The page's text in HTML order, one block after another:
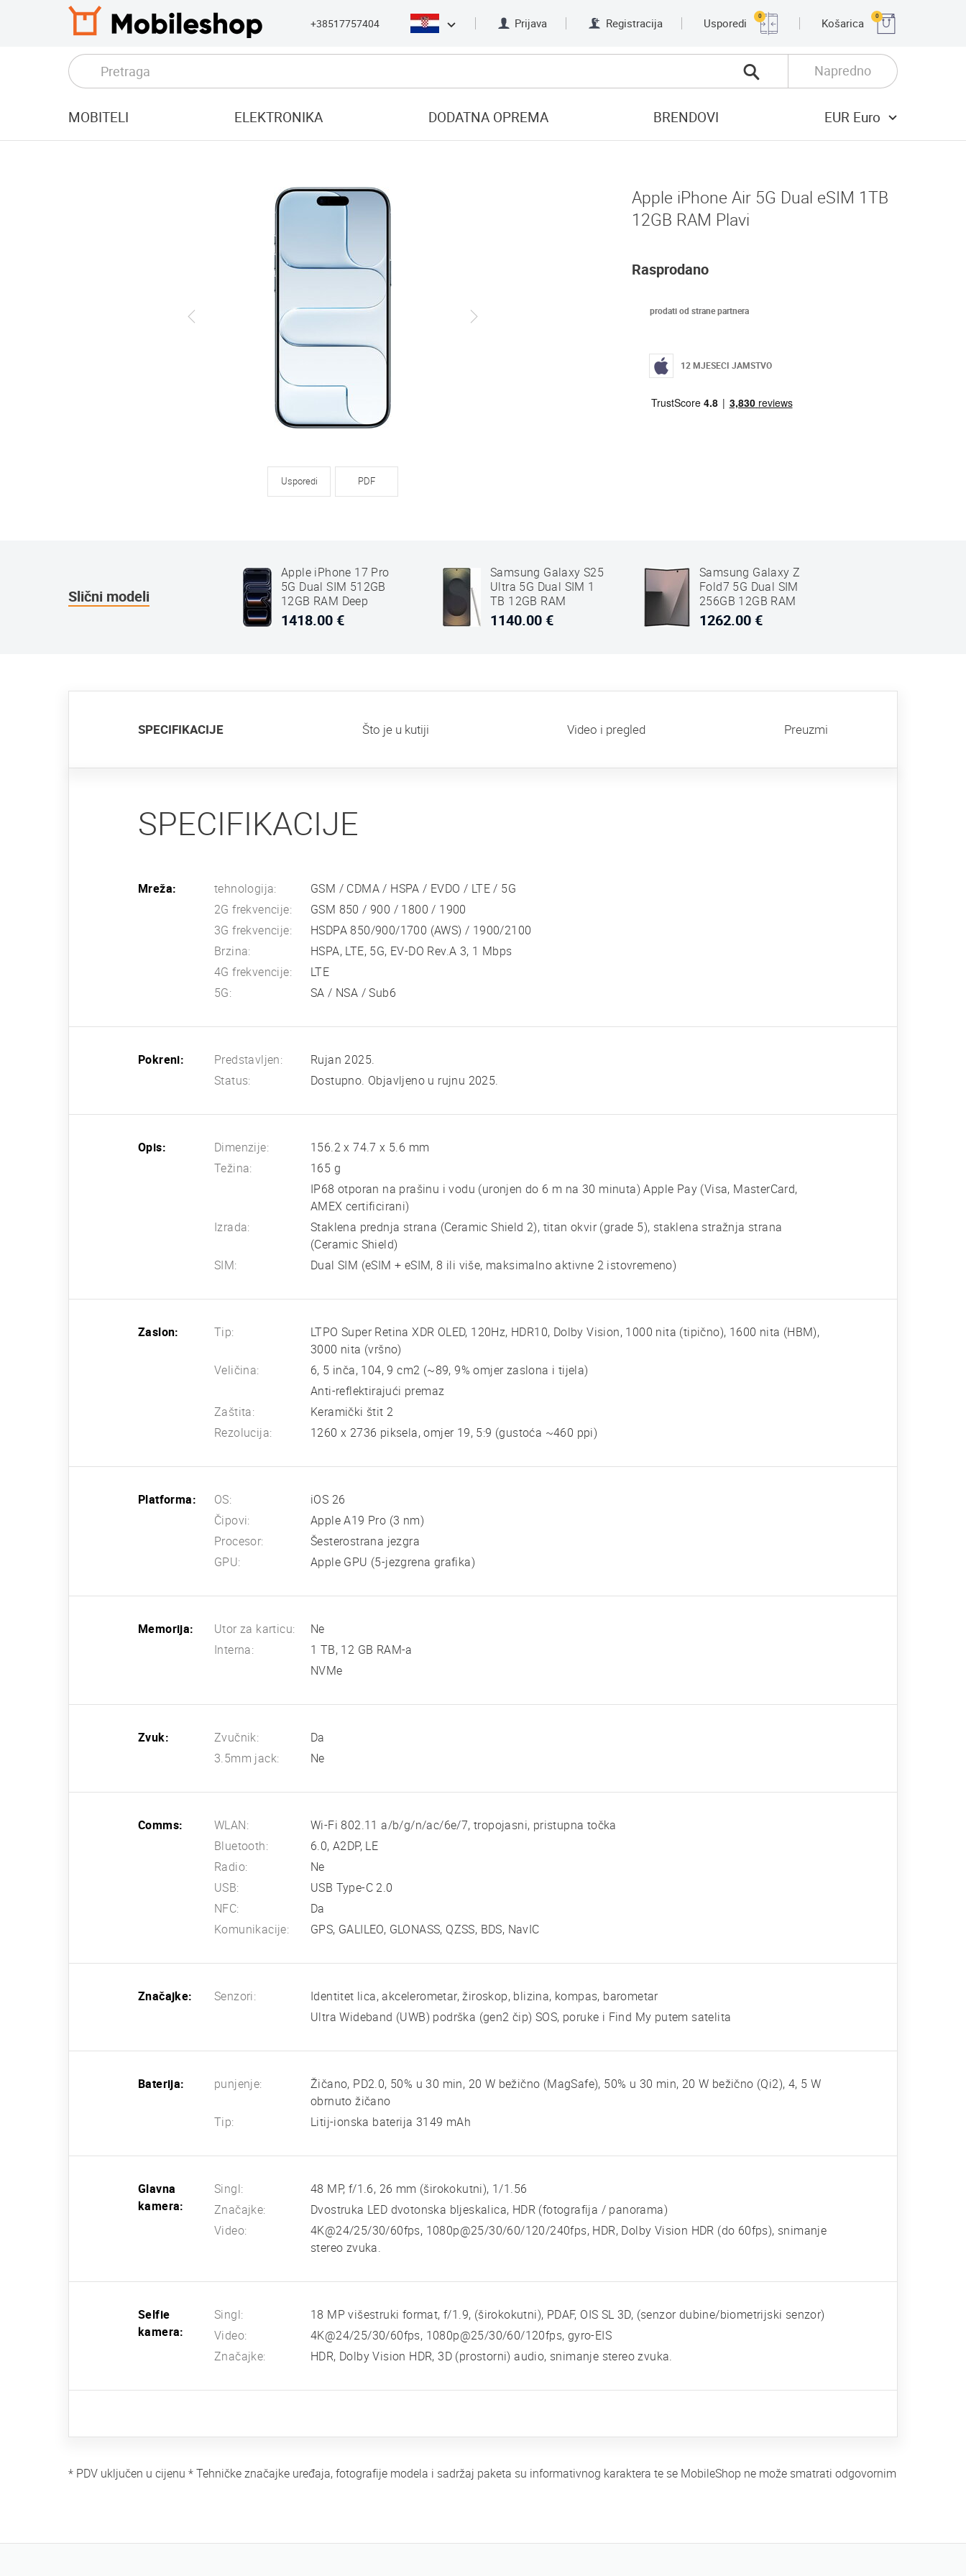
+38517757404 Prijava Registracija Usporedi
0
Košarica
0
Napredno
MOBITELI ELEKTRONIKA DODATNA OPREMA BRENDOVI EUR Euro
Usporedi PDF
Apple iPhone Air 5G Dual eSIM 1TB
12GB RAM Plavi
Rasprodano
prodati od strane partnera
12 MJESECI JAMSTVO
Slični modeli
Apple iPhone 17 Pro
5G Dual SIM 512GB
12GB RAM Deep
Plavi
1418.00 €
Samsung Galaxy S25
Ultra 5G Dual SIM 1
TB 12GB RAM
Titanium Crni
1140.00 €
Samsung Galaxy Z
Fold7 5G Dual SIM
256GB 12GB RAM
SM-F966 Srebrni
1262.00 €
SPECIFIKACIJE Što je u kutiji Video i pregled Preuzmi
SPECIFIKACIJE
Mreža: tehnologija:
GSM / CDMA / HSPA / EVDO / LTE / 5G
2G frekvencije:
GSM 850 / 900 / 1800 / 1900
3G frekvencije:
HSDPA 850/900/1700 (AWS) / 1900/2100
Brzina:
HSPA, LTE, 5G, EV-DO Rev.A 3, 1 Mbps
4G frekvencije:
LTE
5G:
SA / NSA / Sub6
Pokreni: Predstavljen:
Rujan 2025.
Status:
Dostupno. Objavljeno u rujnu 2025.
Opis: Dimenzije:
156.2 x 74.7 x 5.6 mm
Težina:
165 g
IP68 otporan na prašinu i vodu (uronjen do 6 m na 30 minuta) Apple Pay (Visa, MasterCard,
AMEX certificirani)
Izrada:
Staklena prednja strana (Ceramic Shield 2), titan okvir (grade 5), staklena stražnja strana
(Ceramic Shield)
SIM:
Dual SIM (eSIM + eSIM, 8 ili više, maksimalno aktivne 2 istovremeno)
Zaslon: Tip:
LTPO Super Retina XDR OLED, 120Hz, HDR10, Dolby Vision, 1000 nita (tipično), 1600 nita (HBM),
3000 nita (vršno)
Veličina:
6, 5 inča, 104, 9 cm2 (~89, 9% omjer zaslona i tijela)
Anti-reflektirajući premaz
Zaštita:
Keramički štit 2
Rezolucija:
1260 x 2736 piksela, omjer 19, 5:9 (gustoća ~460 ppi)
Platforma: OS:
iOS 26
Čipovi:
Apple A19 Pro (3 nm)
Procesor:
Šesterostrana jezgra
GPU:
Apple GPU (5-jezgrena grafika)
Memorija: Utor za karticu:
Ne
Interna:
1 TB, 12 GB RAM-a
NVMe
Zvuk: Zvučnik:
Da
3.5mm jack:
Ne
Comms: WLAN:
Wi-Fi 802.11 a/b/g/n/ac/6e/7, tropojasni, pristupna točka
Bluetooth:
6.0, A2DP, LE
Radio:
Ne
USB:
USB Type-C 2.0
NFC:
Da
Komunikacije:
GPS, GALILEO, GLONASS, QZSS, BDS, NavIC
Značajke: Senzori:
Identitet lica, akcelerometar, žiroskop, blizina, kompas, barometar
Ultra Wideband (UWB) podrška (gen2 čip) SOS, poruke i Find My putem satelita
Baterija: punjenje:
Žičano, PD2.0, 50% u 30 min, 20 W bežično (MagSafe), 50% u 30 min, 20 W bežično (Qi2), 4, 5 W
obrnuto žičano
Tip:
Litij-ionska baterija 3149 mAh
Glavna
kamera:
Singl:
48 MP, f/1.6, 26 mm (širokokutni), 1/1.56
Značajke:
Dvostruka LED dvotonska bljeskalica, HDR (fotografija / panorama)
Video:
4K@24/25/30/60fps, 1080p@25/30/60/120/240fps, HDR, Dolby Vision HDR (do 60fps), snimanje
stereo zvuka.
Selfie
kamera:
Singl:
18 MP višestruki format, f/1.9, (širokokutni), PDAF, OIS SL 3D, (senzor dubine/biometrijski senzor)
Video:
4K@24/25/30/60fps, 1080p@25/30/60/120fps, gyro-EIS
Značajke:
HDR, Dolby Vision HDR, 3D (prostorni) audio, snimanje stereo zvuka.
* PDV uključen u cijenu * Tehničke značajke uređaja, fotografije modela i sadržaj paketa su informativnog karaktera te se MobileShop ne može smatrati odgovornim